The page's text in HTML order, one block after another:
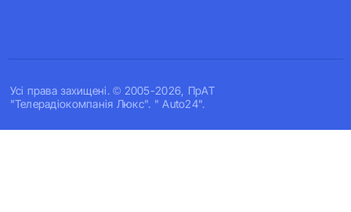
Усi права захищенi. © 2005-2026, ПрАТ
"Телерадіокомпанія Люкс". " Auto24".